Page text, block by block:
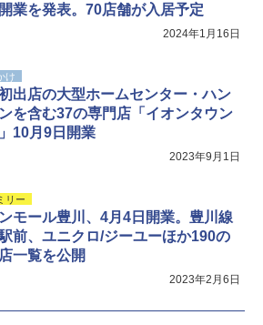
業を発表。70店舗が入居予定
2024年1月16日
け
出店の大型ホームセンター・ハン
を含む37の専門店「イオンタウン
10月9日開業
2023年9月1日
リー
モール豊川、4月4日開業。豊川線
前、ユニクロ/ジーユーほか190の
一覧を公開
2023年2月6日